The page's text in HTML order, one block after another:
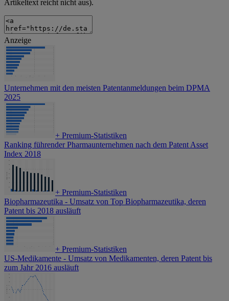
Artikeltext reicht nicht aus).
Anzeige
Unternehmen mit den meisten Patentanmeldungen beim DPMA
2025
+ Premium-Statistiken
Ranking führender Pharmaunternehmen nach dem Patent Asset
Index 2018
+ Premium-Statistiken
Biopharmazeutika - Umsatz von Top Biopharmazeutika, deren
Patent bis 2018 ausläuft
+ Premium-Statistiken
US-Medikamente - Umsatz von Medikamenten, deren Patent bis
zum Jahr 2016 ausläuft